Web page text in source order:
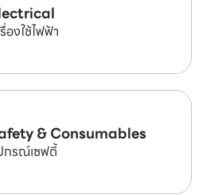
องใช้ไฟฟ้า
& Consumables
กรณ์เซฟตี้